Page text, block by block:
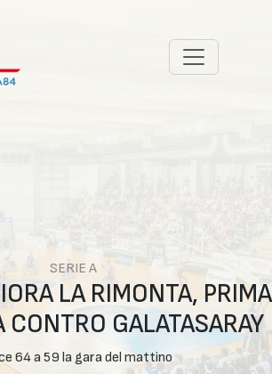
SERIE A
LA RIMONTA, PRIMA
CONTRO GALATASARAY
64 a 59 la gara del mattino